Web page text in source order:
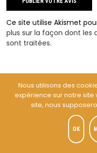
Ce site utilise Akismet
plus sur la façon dont les
sont traitées.
Nous utilisons des
expérience sur notre site
site, nous
OK